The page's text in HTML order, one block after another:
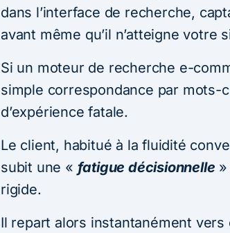
dans l’interface de recherche,
avant même qu’il n’atteigne votre
Si un moteur de recherche e-
simple correspondance par mots-
d’expérience fatale.
Le client, habitué à la fluidité
subit une « fatigue décisionnelle
rigide.
Il repart alors instantanément